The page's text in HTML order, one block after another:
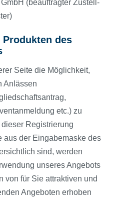
(beauftragter Zustell-
des
Seite die Möglichkeit,
Anlässen
etc.) zu
Registrierung
aus der Eingabemaske des
sind, werden
unseres Angebots
von für Sie attraktiven und
Angeboten erhoben